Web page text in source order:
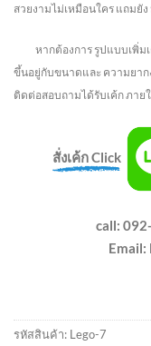
สวยงามไม่เหมือนใคร แถมยัง
หากต้องการ รูปแบบเพิ่มเติ
ขึ้นอยู่กับขนาดและ ความยาก
ติดต่อสอบถามได้รับเค้ก ภาย
สั่งเค้ก Click
call:
Email:
รหัสสินค้า: Lego-7